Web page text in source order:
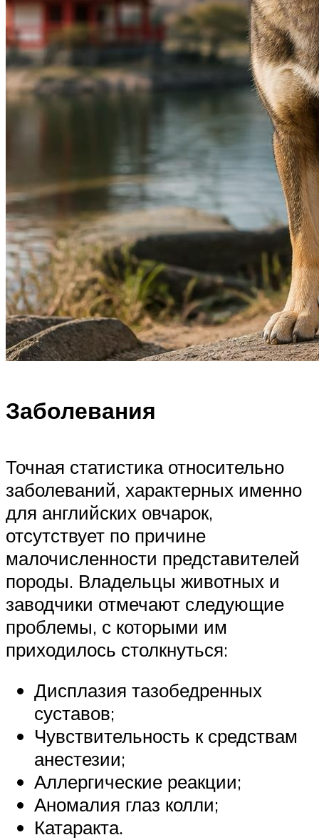
Заболевания
Точная статистика относительно
заболеваний, характерных именно
для английских овчарок,
отсутствует по причине
малочисленности представителей
породы. Владельцы животных и
заводчики отмечают следующие
проблемы, с которыми им
приходилось столкнуться:
Дисплазия тазобедренных
суставов;
Чувствительность к средствам
анестезии;
Аллергические реакции;
Аномалия глаз колли;
Катаракта.